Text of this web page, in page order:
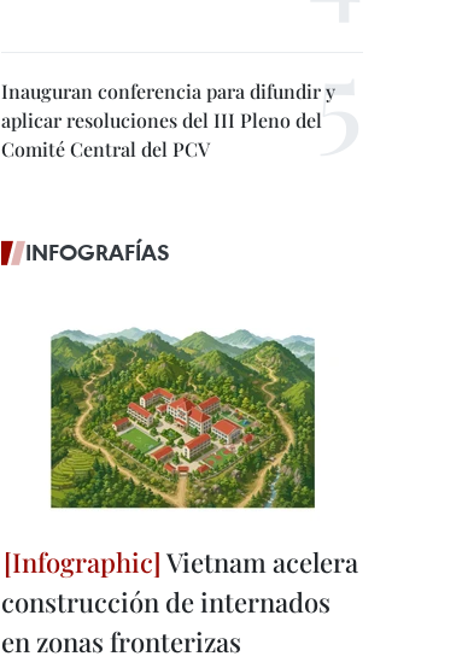
Inauguran conferencia para difundir y
aplicar resoluciones del III Pleno del
Comité Central del PCV
INFOGRAFÍAS
Vietnam acelera
construcción de internados
en zonas fronterizas